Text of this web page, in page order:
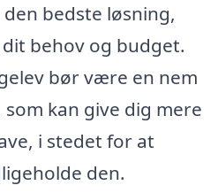
bedste løsning,
behov og budget.
bør være en nem
kan give dig mere
i stedet for at
den.